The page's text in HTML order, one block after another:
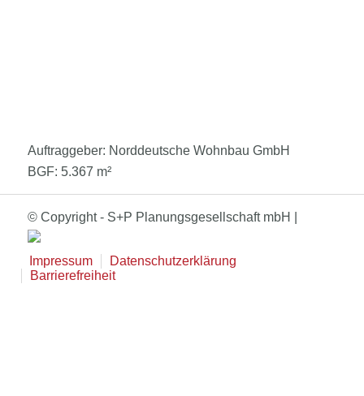
Auftraggeber: Norddeutsche Wohnbau GmbH
BGF: 5.367 m²
© Copyright - S+P Planungsgesellschaft mbH |
Impressum
Datenschutzerklärung
Barrierefreiheit